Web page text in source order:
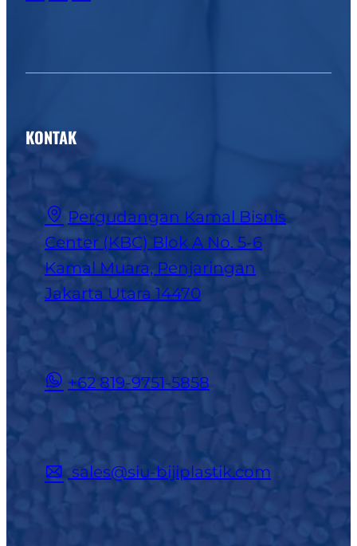
KONTAK
Pergudangan Kamal Bisnis
Center (KBC) Blok A No. 5-6
Kamal Muara, Penjaringan
Jakarta Utara 14470
+62 819-9751-5858
sales@siu-bijiplastik.com